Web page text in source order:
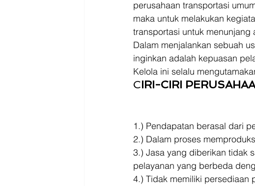
perusahaan transportasi
maka untuk melakukan
transportasi untuk
Dalam menjalankan sebuah
inginkan adalah kepuasan
Kelola ini selalu
CIRI-CIRI
1.) Pendapatan berasal dari
2.) Dalam proses
3.) Jasa yang diberikan tidak
pelayanan yang berbeda
4.) Tidak memiliki persediaan